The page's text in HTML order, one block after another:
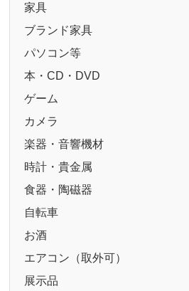
家具
ブランド家具
パソコン等
本・CD・DVD
ゲーム
カメラ
楽器・音響機材
時計・貴金属
食器・陶磁器
自転車
お酒
エアコン（取外可）
展示品